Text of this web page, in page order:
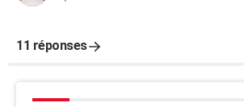
11 réponses